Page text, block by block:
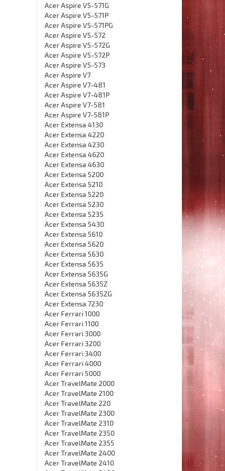
Acer Aspire V5-571G
Acer Aspire V5-571P
Acer Aspire V5-571PG
Acer Aspire V5-572
Acer Aspire V5-572G
Acer Aspire V5-572P
Acer Aspire V5-573
Acer Aspire V7
Acer Aspire V7-481
Acer Aspire V7-481P
Acer Aspire V7-581
Acer Aspire V7-581P
Acer Extensa 4130
Acer Extensa 4220
Acer Extensa 4230
Acer Extensa 4620
Acer Extensa 4630
Acer Extensa 5200
Acer Extensa 5210
Acer Extensa 5220
Acer Extensa 5230
Acer Extensa 5235
Acer Extensa 5430
Acer Extensa 5610
Acer Extensa 5620
Acer Extensa 5630
Acer Extensa 5635
Acer Extensa 5635G
Acer Extensa 5635Z
Acer Extensa 5635ZG
Acer Extensa 7230
Acer Ferrari 1000
Acer Ferrari 1100
Acer Ferrari 3000
Acer Ferrari 3200
Acer Ferrari 3400
Acer Ferrari 4000
Acer Ferrari 5000
Acer TravelMate 2000
Acer TravelMate 2100
Acer TravelMate 220
Acer TravelMate 2300
Acer TravelMate 2310
Acer TravelMate 2350
Acer TravelMate 2355
Acer TravelMate 2400
Acer TravelMate 2410